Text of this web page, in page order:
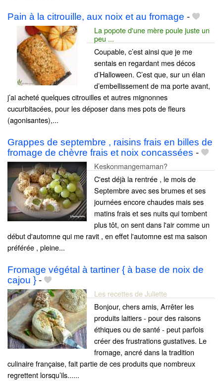
Pain à la citrouille, aux noix et au fromage -
La popote d'une mère poule juste un
peu ...
Coupable, c’est ainsi que je me
sentais en regardant mes décos
d’Halloween. C’est que, sur un élan
d’embellissement de ma porte avant,
j’ai acheté quelques citrouilles et autres mignonnes
cucurbitacées, pour les déposer dans mes pots de fleurs
(agonisantes),...
Grappes de septembre , raisins frais en billes de
fromage de chèvre frais et noix concassées -
Keskonmangemaman?
C'est déjà la rentrée , le mois de
Septembre avec ses brumes et ses
journées encore chaudes mais ses
matins frais et ses nuits qui tombent
plus tôt, on sent dans l'air comme un
début d'automne qui me ravit , en effet l'automne est ma saison
préférée , pleine...
Fromage végétal à tartiner { à base de noix de
cajou } -
Les recettes de Juliette
Bonjour, chers amis, Arrêter les
produits laitiers - pour des raisons
éthiques ou de santé - peut parfois
créer des frustrations gustatives. Le
fromage, ancré dans la tradition
culinaire française, fait partie de ces produits que nombreux
regrettent lorsqu’ils......